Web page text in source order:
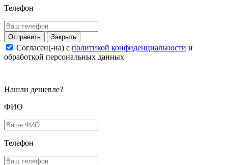
Телефон
Закрыть
Согласен(-на) c политикой конфиденциальности и
обработкой персональных данных
Нашли дешевле?
ФИО
Телефон